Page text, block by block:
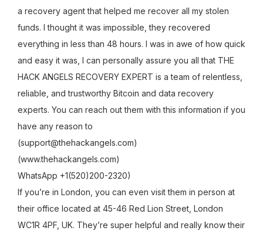
a recovery agent that helped me recover all my stolen
funds. I thought it was impossible, they recovered
everything in less than 48 hours. I was in awe of how quick
and easy it was, I can personally assure you all that THE
HACK ANGELS RECOVERY EXPERT is a team of relentless,
reliable, and trustworthy Bitcoin and data recovery
experts. You can reach out them with this information if you
have any reason to
(support@thehackangels.com)
(www.thehackangels.com)
WhatsApp +1(520)200-2320)
If you’re in London, you can even visit them in person at
their office located at 45-46 Red Lion Street, London
WC1R 4PF, UK. They’re super helpful and really know their